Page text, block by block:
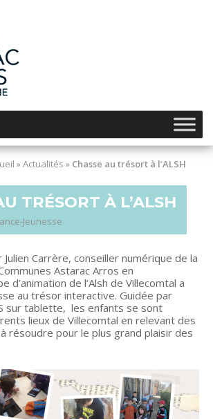
»Actualités » Chasse au trésort à l’ALSH
TRÉSORT À L’ALSH
Jeunesse
Carrère, conseiller numérique de la
Astarac Arros en
d’animation de l’Alsh de Villecomtal a
au trésor interactive. Guidée par
sur tablette, les enfants se sont
lieux de Villecomtal en relevant des
résoudre pour le plus grand plaisir des